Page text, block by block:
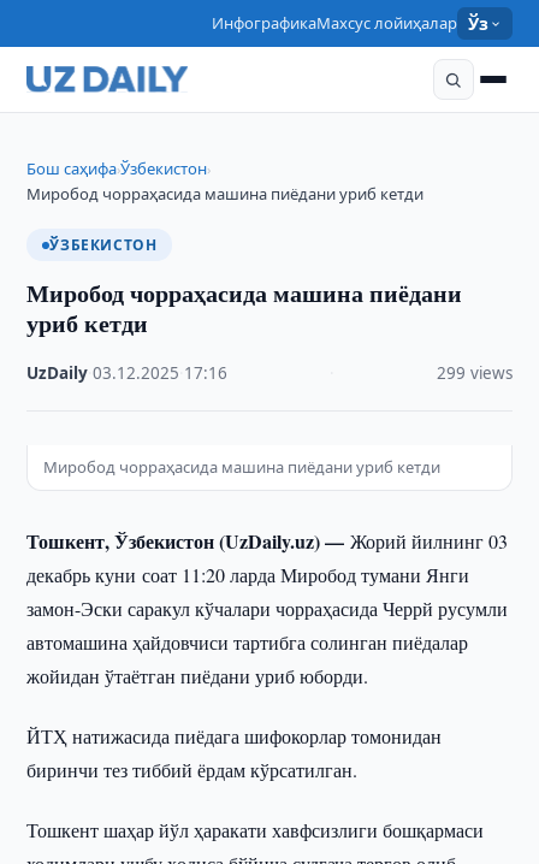
ИнфографикаМахсус лойиҳалар Ўз
Бош саҳифа›Ўзбекистон›
Миробод чорраҳасида машина пиёдани уриб кетди
ЎЗБЕКИСТОН
Миробод чорраҳасида машина пиёдани
уриб кетди
UzDaily ·03.12.2025 17:16 299 views
Миробод чорраҳасида машина пиёдани уриб кетди
Тошкент, Ўзбекистон (UzDaily.uz) —Жорий йилнинг 03
декабрь куни соат 11:20 ларда Миробод тумани Янги
замон-Эски саракул кўчалари чорраҳасида Черрй русумли
автомашина ҳайдовчиси тартибга солинган пиёдалар
жойидан ўтаётган пиёдани уриб юборди.
ЙТҲ натижасида пиёдага шифокорлар томонидан
биринчи тез тиббий ёрдам кўрсатилган.
Тошкент шаҳар йўл ҳаракати хавфсизлиги бошқармаси